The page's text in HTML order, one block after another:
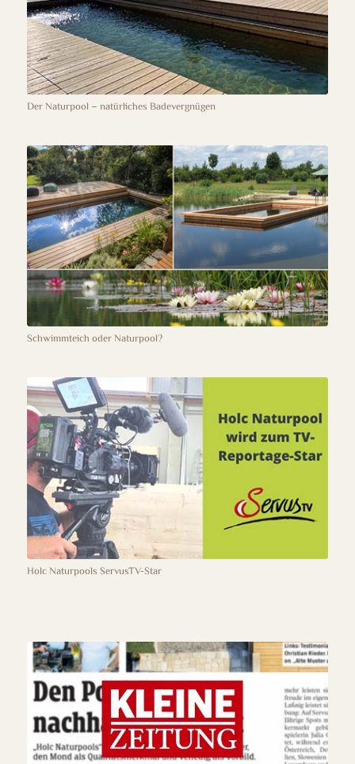
Der Naturpool – natürliches Badevergnügen
Schwimmteich oder Naturpool?
Holc Naturpools ServusTV-Star